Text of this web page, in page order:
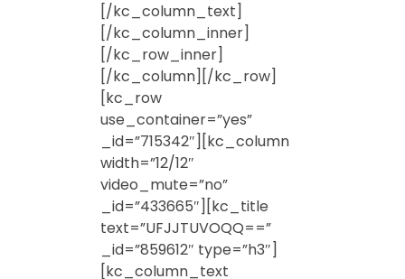
[/kc_column_text]
[/kc_column_inner]
[/kc_row_inner]
[/kc_column][/kc_row]
[kc_row
use_container=”yes”
_id=”715342″][kc_column
width=”12/12″
video_mute=”no”
_id=”433665″][kc_title
text=”UFJJTUVOQQ==”
_id=”859612″ type=”h3″]
[kc_column_text